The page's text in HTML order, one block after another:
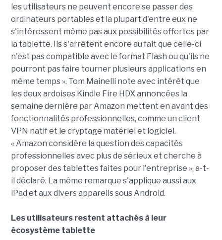
les utilisateurs ne peuvent encore se passer des
ordinateurs portables et la plupart d'entre eux ne
s'intéressent même pas aux possibilités offertes par
la tablette. Ils s'arrêtent encore au fait que celle-ci
n'est pas compatible avec le format Flash ou qu'ils ne
pourront pas faire tourner plusieurs applications en
même temps ». Tom Mainelli note avec intérêt que
les deux ardoises Kindle Fire HDX annoncées la
semaine dernière par Amazon mettent en avant des
fonctionnalités professionnelles, comme un client
VPN natif et le cryptage matériel et logiciel.
« Amazon considère la question des capacités
professionnelles avec plus de sérieux et cherche à
proposer des tablettes faites pour l'entreprise », a-t-
il déclaré. La même remarque s'applique aussi aux
iPad et aux divers appareils sous Android.
Les utilisateurs restent attachés à leur
écosystème tablette